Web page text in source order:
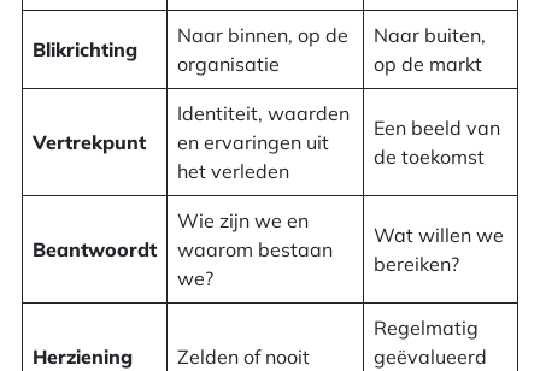
Blikrichting
Naar binnen, op de
organisatie
Naar buiten,
op de markt
Vertrekpunt
Identiteit, waarden
en ervaringen uit
het verleden
Een beeld van
de toekomst
Beantwoordt
Wie zijn we en
waarom bestaan
we?
Wat willen we
bereiken?
Herziening Zelden of nooit
Regelmatig
geëvalueerd